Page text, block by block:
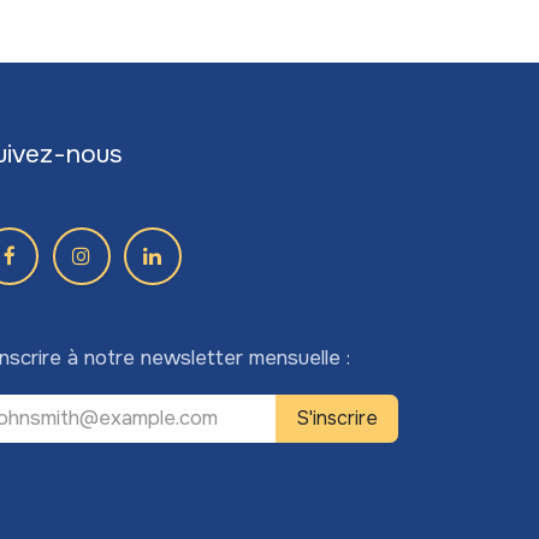
nous
à notre newsletter mensuelle :
S'inscrire